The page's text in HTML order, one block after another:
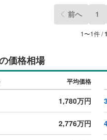
前へ 1
1〜1件 /1
価格相場
平均価格
1,780万円
2,776万円
独立型キッチン（ ）
販売、価格、契約、入居関連
即入居可能
浴室乾燥機あり（0）